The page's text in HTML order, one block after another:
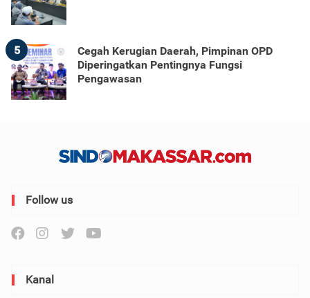
5
Cegah Kerugian Daerah, Pimpinan OPD
Diperingatkan Pentingnya Fungsi
Pengawasan
Follow us
Kanal